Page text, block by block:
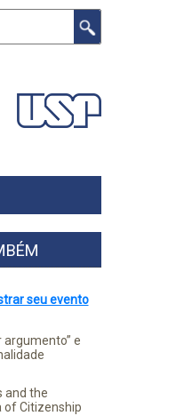
seu evento
e
and the
of Citizenship